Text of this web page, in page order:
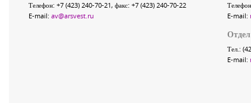
Телефон: +7 (423) 240-70-21, факс: +7 (423) 240-70-22
E-mail: av@arsvest.ru
E-mail:
Тел.:
E-mail: